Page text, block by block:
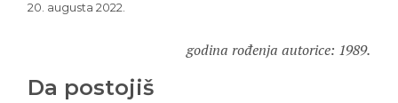
20. augusta 2022.
godina rođenja autorice: 1989.
Da postojiš